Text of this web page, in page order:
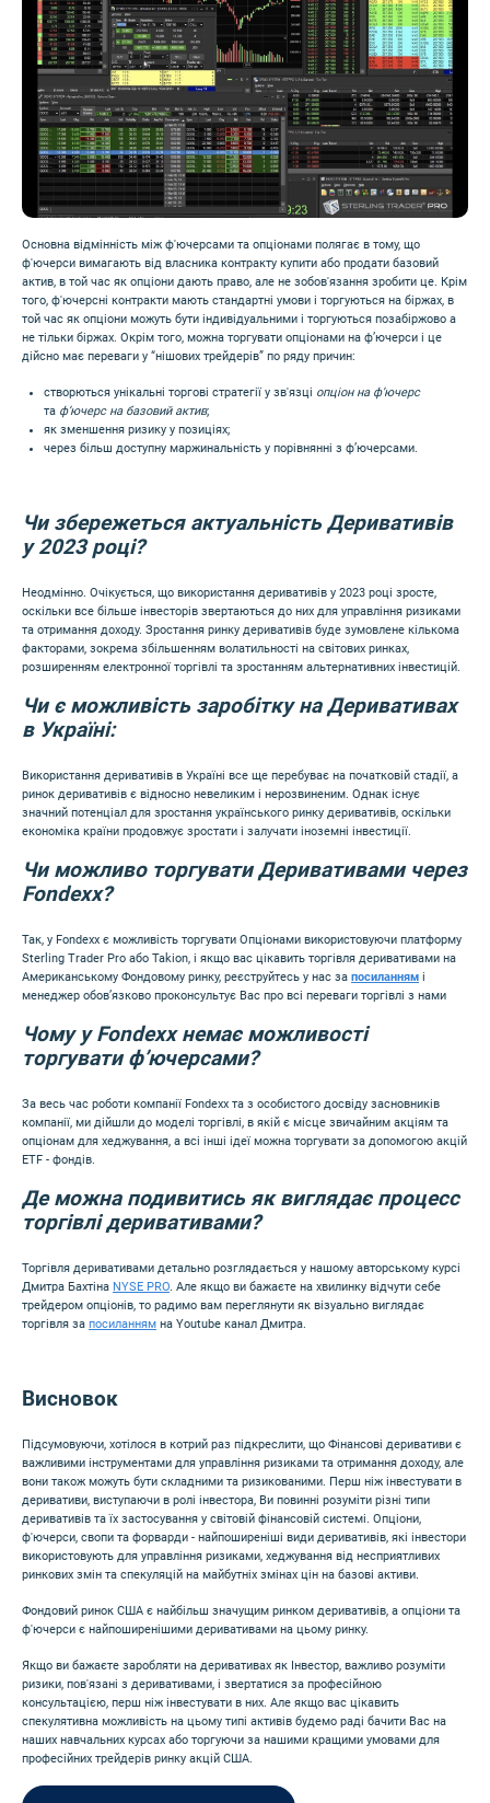
Основна відмінність між ф'ючерсами та опціонами полягає в тому, що
ф'ючерси вимагають від власника контракту купити або продати базовий
актив, в той час як опціони дають право, але не зобов'язання зробити це. Крім
того, ф'ючерсні контракти мають стандартні умови і торгуються на біржах, в
той час як опціони можуть бути індивідуальними і торгуються позабіржово а
не тільки біржах. Окрім того, можна торгувати опціонами на ф’ючерси і це
дійсно має переваги у “нішових трейдерів” по ряду причин:
створються унікальні торгові стратегії у зв'язці опціон на ф’ючерс
та ф’ючерс на базовий актив;
як зменшення ризику у позиціях;
через більш доступну маржинальність у порівнянні з ф’ючерсами.
Чи збережеться актуальність Деривативів
у 2023 році?
Неодмінно. Очікується, що використання деривативів у 2023 році зросте,
оскільки все більше інвесторів звертаються до них для управління ризиками
та отримання доходу. Зростання ринку деривативів буде зумовлене кількома
факторами, зокрема збільшенням волатильності на світових ринках,
розширенням електронної торгівлі та зростанням альтернативних інвестицій.
Чи є можливість заробітку на Деривативах
в Україні:
Використання деривативів в Україні все ще перебуває на початковій стадії, а
ринок деривативів є відносно невеликим і нерозвиненим. Однак існує
значний потенціал для зростання українського ринку деривативів, оскільки
економіка країни продовжує зростати і залучати іноземні інвестиції.
Чи можливо торгувати Деривативами через
Fondexx?
Так, у Fondexx є можливість торгувати Опціонами використовуючи платформу
Sterling Trader Pro або Takion, і якщо вас цікавить торгівля деривативами на
Американському Фондовому ринку, реєструйтесь у нас за посиланням і
менеджер обов’язково проконсультує Вас про всі переваги торгівлі з нами
Чому у Fondexx немає можливості
торгувати ф’ючерсами?
За весь час роботи компанії Fondexx та з особистого досвіду засновників
компанії, ми дійшли до моделі торгівлі, в якій є місце звичайним акціям та
опціонам для хеджування, а вcі інші ідеї можна торгувати за допомогою акцій
ETF - фондів.
Де можна подивитись як виглядає процесс
торгівлі деривативами?
Торгівля деривативами детально розглядається у нашому авторському курсі
Дмитра Бахтіна NYSE PRO . Але якщо ви бажаєте на хвилинку відчути себе
трейдером опціонів, то радимо вам переглянути як візуально виглядає
торгівля за посиланням на Youtube канал Дмитра.
Висновок
Підсумовуючи, хотілося в котрий раз підкреслити, що Фінансові деривативи є
важливими інструментами для управління ризиками та отримання доходу, але
вони також можуть бути складними та ризикованими. Перш ніж інвестувати в
деривативи, виступаючи в ролі інвестора, Ви повинні розуміти різні типи
деривативів та їх застосування у світовій фінансовій системі. Опціони,
ф'ючерси, свопи та форварди - найпоширеніші види деривативів, які інвестори
використовують для управління ризиками, хеджування від несприятливих
ринкових змін та спекуляцій на майбутніх змінах цін на базові активи.
Фондовий ринок США є найбільш значущим ринком деривативів, а опціони та
ф'ючерси є найпоширенішими деривативами на цьому ринку.
Якщо ви бажаєте заробляти на деривативах як Інвестор, важливо розуміти
ризики, пов'язані з деривативами, і звертатися за професійною
консультацією, перш ніж інвестувати в них. Але якщо вас цікавить
спекулятивна можливість на цьому типі активів будемо раді бачити Вас на
наших навчальних курсах або торгуючи за нашими кращими умовами для
професійних трейдерів ринку акцій США.